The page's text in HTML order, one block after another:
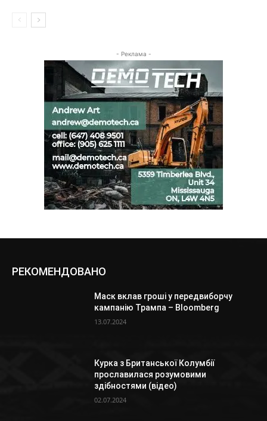
- Реклама -
РЕКОМЕНДОВАНО
Маск вклав гроші у передвиборчу
кампанію Трампа – Bloomberg
13.07.2024
Курка з Британської Колумбії
прославилася розумовими
здібностями (відео)
02.07.2024